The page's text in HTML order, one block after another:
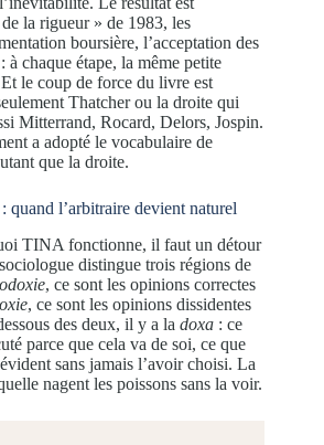
la rigueur » de 1983, les
boursière, l’acceptation des
à chaque étape, la même petite
le coup de force du livre est
Thatcher ou la droite qui
Mitterrand, Rocard, Delors, Jospin.
a adopté le vocabulaire de
que la droite.
quand l’arbitraire devient naturel
TINA fonctionne, il faut un détour
distingue trois régions de
, ce sont les opinions correctes
, ce sont les opinions dissidentes
des deux, il y a la doxa : ce
parce que cela va de soi, ce que
sans jamais l’avoir choisi. La
nagent les poissons sans la voir.